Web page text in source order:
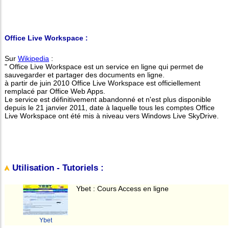
Office Live Workspace :
Sur Wikipedia :
" Office Live Workspace est un service en ligne qui permet de
sauvegarder et partager des documents en ligne.
à partir de juin 2010 Office Live Workspace est officiellement
remplacé par Office Web Apps.
Le service est définitivement abandonné et n'est plus disponible
depuis le 21 janvier 2011, date à laquelle tous les comptes Office
Live Workspace ont été mis à niveau vers Windows Live SkyDrive.
Utilisation - Tutoriels :
Ybet
Ybet : Cours Access en ligne